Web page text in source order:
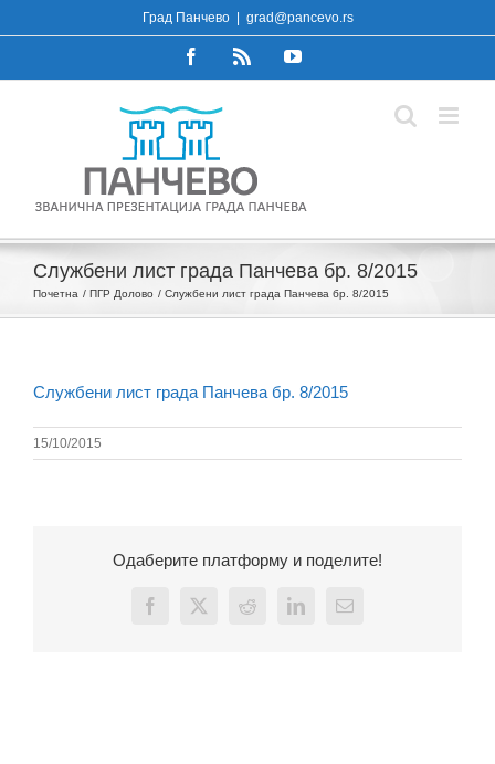
to
Град Панчево grad@pancevo.rs
FacebookRss YouTube
Службени лист града Панчева бр. 8/2015
Почетна ПГР Долово Службени лист града Панчева бр. 8/2015
Службени лист града Панчева бр. 8/2015
15/10/2015
Одаберите платформу и поделите!
Facebook
X Reddit LinkedInEmail